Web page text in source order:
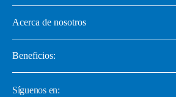
Acerca de nosotros
Beneficios:
Síguenos en: